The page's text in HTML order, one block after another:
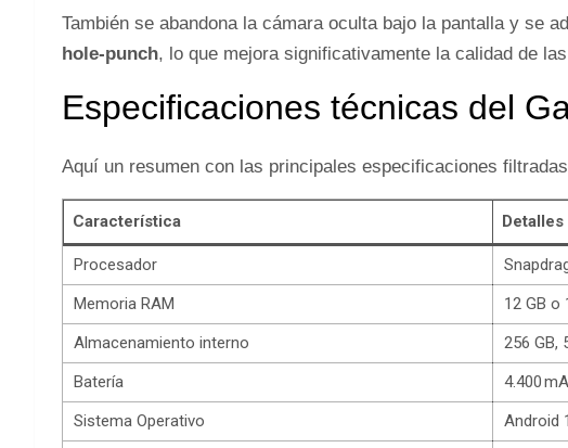
También se abandona la cámara oculta bajo la pantalla y se
hole-punch, lo que mejora significativamente la calidad de
Especificaciones técnicas del
Aquí un resumen con las principales especificaciones
Característica Detalles
Procesador
Memoria RAM
12 GB o
Almacenamiento interno
256 GB,
Batería
4.400
Sistema Operativo
Android